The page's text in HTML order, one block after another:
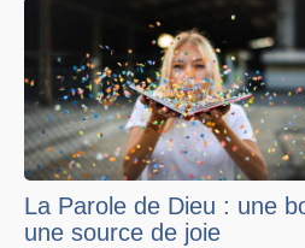
La Parole de Dieu : une
une source de joie